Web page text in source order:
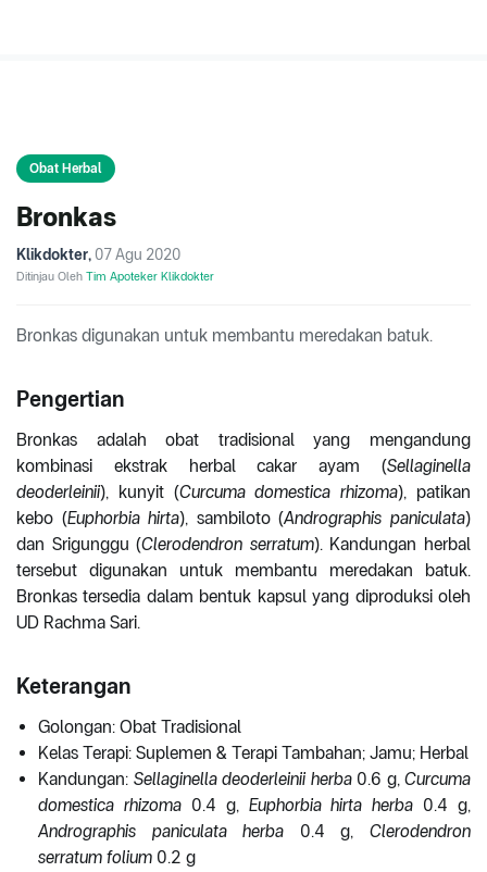
Obat Herbal
Bronkas
Klikdokter, 07 Agu 2020
Ditinjau Oleh Tim Apoteker Klikdokter
Bronkas digunakan untuk membantu meredakan batuk.
Pengertian
Bronkas adalah obat tradisional yang mengandung
kombinasi ekstrak herbal cakar ayam (Sellaginella
deoderleinii), kunyit (Curcuma domestica rhizoma), patikan
kebo (Euphorbia hirta), sambiloto (Andrographis paniculata)
dan Srigunggu (Clerodendron serratum). Kandungan herbal
tersebut digunakan untuk membantu meredakan batuk.
Bronkas tersedia dalam bentuk kapsul yang diproduksi oleh
UD Rachma Sari.
Keterangan
Golongan: Obat Tradisional
Kelas Terapi: Suplemen & Terapi Tambahan; Jamu; Herbal
Kandungan: Sellaginella deoderleinii herba0.6 g, Curcuma
domestica rhizoma0.4 g, Euphorbia hirta herba 0.4 g,
Andrographis paniculata herba 0.4 g,Clerodendron
serratum folium 0.2 g